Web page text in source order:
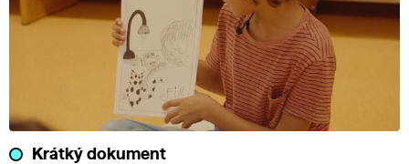
Krátký dokument